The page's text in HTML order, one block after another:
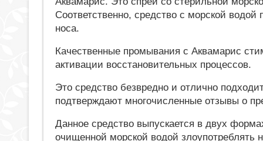
Соответственно, средство с морской
носа.
Качественные промывания с Аквамарис
активации восстановительных процессов.
Это средство безвредно и отлично
подтверждают многочисленные отзывы о
Данное средство выпускается в двух
очищенной морской водой злоупотреблять